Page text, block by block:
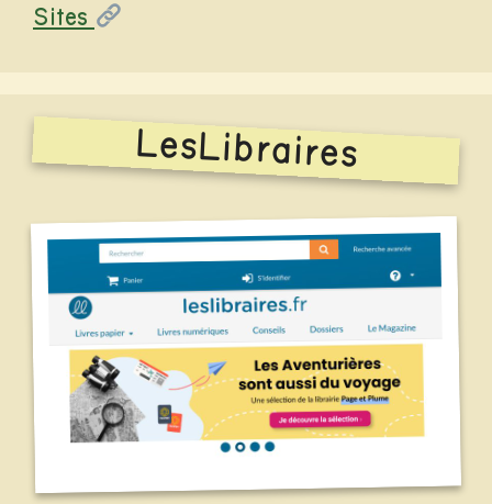
Catégories
Sites
LesLibraires